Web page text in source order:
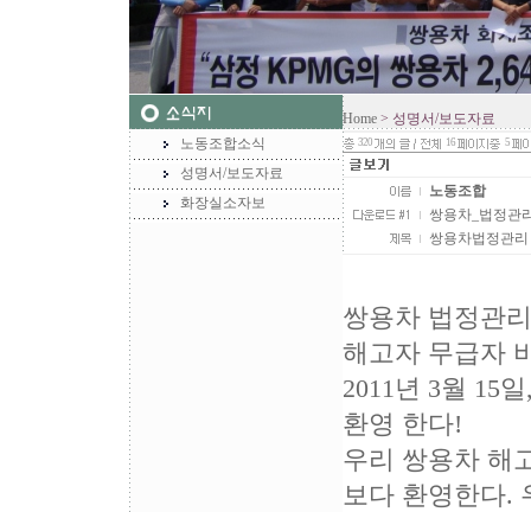
노동조합소식
성명서/보도자료
화장실소자보
Home > 성명서/보도자료
320 16 5
노동조합
쌍용차_법정관
쌍용차법정관
쌍용차 법정관
해고자 무급자
2011년 3월 15
환영 한다!
우리 쌍용차 해
보다 환영한다.